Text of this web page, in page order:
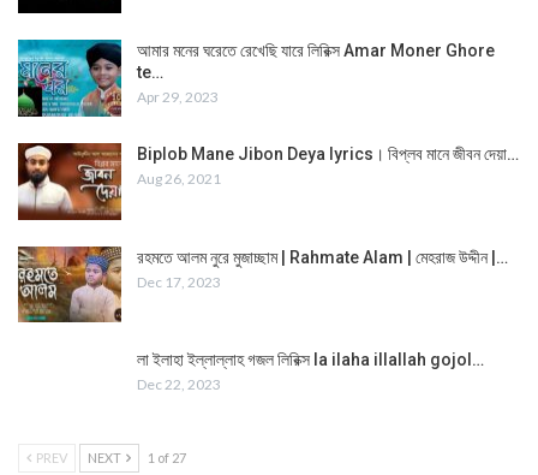
আমার মনের ঘরেতে রেখেছি যারে লিরিক্স Amar Moner Ghore
te…
Apr 29, 2023
Biplob Mane Jibon Deya lyrics। বিপ্লব মানে জীবন দেয়া…
Aug 26, 2021
রহমতে আলম নুরে মুজাচ্ছাম | Rahmate Alam | মেহরাজ উদ্দীন |…
Dec 17, 2023
লা ইলাহা ইল্লাল্লাহ গজল লিরিক্স la ilaha illallah gojol…
Dec 22, 2023
PREV NEXT 1 of 27